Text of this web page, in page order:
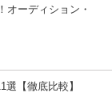
オーディション・
【徹底比較】